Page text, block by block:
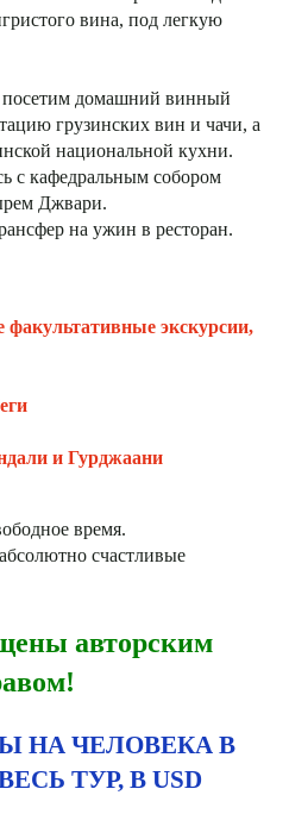
вина, под легкую
посетим домашний винный
грузинских вин и чачи, а
национальной кухни.
с кафедральным собором
Джвари.
на ужин в ресторан.
экскурсии,
и Гурджаани
время.
счастливые
авторским
НА ЧЕЛОВЕКА В
ТУР, В USD